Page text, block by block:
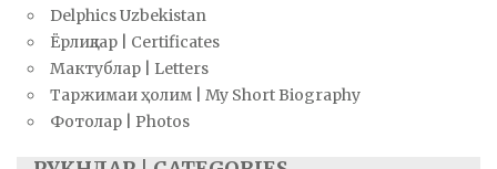
Delphics Uzbekistan
Ёрлиқлар | Certificates
Мактублар | Letters
Таржимаи ҳолим | My Short Biography
Фотолар | Photos